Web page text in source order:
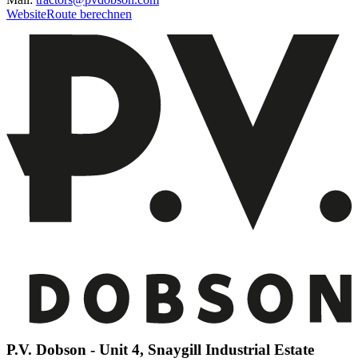
WebsiteRoute berechnen
P.V. Dobson - Unit 4, Snaygill Industrial Estate